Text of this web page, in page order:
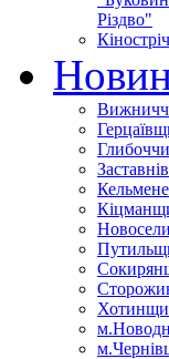
Різдво"